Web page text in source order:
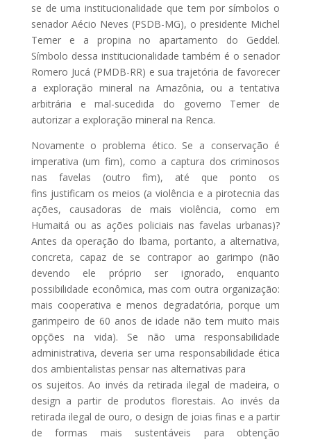
se de uma institucionalidade que tem por símbolos o
senador Aécio Neves (PSDB-MG), o presidente Michel
Temer e a propina no apartamento do Geddel.
Símbolo dessa institucionalidade também é o senador
Romero Jucá (PMDB-RR) e sua trajetória de favorecer
a exploração mineral na Amazônia, ou a tentativa
arbitrária e mal-sucedida do governo Temer de
autorizar a exploração mineral na Renca.
Novamente o problema ético. Se a conservação é
imperativa (um fim), como a captura dos criminosos
nas favelas (outro fim), até que ponto os
fins justificam os meios (a violência e a pirotecnia das
ações, causadoras de mais violência, como em
Humaitá ou as ações policiais nas favelas urbanas)?
Antes da operação do Ibama, portanto, a alternativa,
concreta, capaz de se contrapor ao garimpo (não
devendo ele próprio ser ignorado, enquanto
possibilidade econômica, mas com outra organização:
mais cooperativa e menos degradatória, porque um
garimpeiro de 60 anos de idade não tem muito mais
opções na vida). Se não uma responsabilidade
administrativa, deveria ser uma responsabilidade ética
dos ambientalistas pensar nas alternativas para
os sujeitos. Ao invés da retirada ilegal de madeira, o
design a partir de produtos florestais. Ao invés da
retirada ilegal de ouro, o design de joias finas e a partir
de formas mais sustentáveis para obtenção